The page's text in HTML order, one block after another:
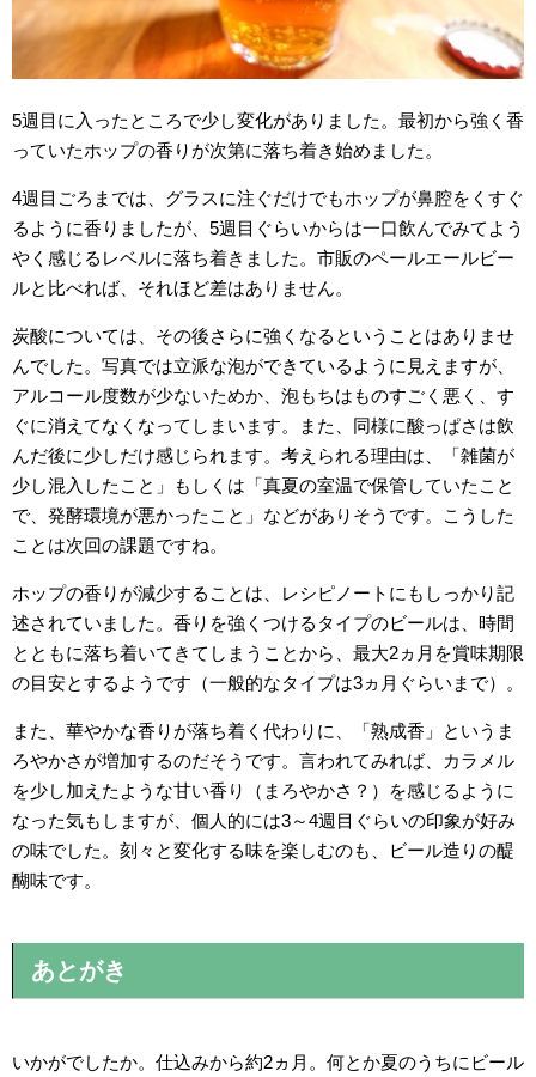
5週目に入ったところで少し変化がありました。最初から強く香
っていたホップの香りが次第に落ち着き始めました。
4週目ごろまでは、グラスに注ぐだけでもホップが鼻腔をくすぐ
るように香りましたが、5週目ぐらいからは一口飲んでみてよう
やく感じるレベルに落ち着きました。市販のペールエールビー
ルと比べれば、それほど差はありません。
炭酸については、その後さらに強くなるということはありませ
んでした。写真では立派な泡ができているように見えますが、
アルコール度数が少ないためか、泡もちはものすごく悪く、す
ぐに消えてなくなってしまいます。また、同様に酸っぱさは飲
んだ後に少しだけ感じられます。考えられる理由は、「雑菌が
少し混入したこと」もしくは「真夏の室温で保管していたこと
で、発酵環境が悪かったこと」などがありそうです。こうした
ことは次回の課題ですね。
ホップの香りが減少することは、レシピノートにもしっかり記
述されていました。香りを強くつけるタイプのビールは、時間
とともに落ち着いてきてしまうことから、最大2ヵ月を賞味期限
の目安とするようです（一般的なタイプは3ヵ月ぐらいまで）。
また、華やかな香りが落ち着く代わりに、「熟成香」というま
ろやかさが増加するのだそうです。言われてみれば、カラメル
を少し加えたような甘い香り（まろやかさ？）を感じるように
なった気もしますが、個人的には3～4週目ぐらいの印象が好み
の味でした。刻々と変化する味を楽しむのも、ビール造りの醍
醐味です。
あとがき
いかがでしたか。仕込みから約2ヵ月。何とか夏のうちにビール